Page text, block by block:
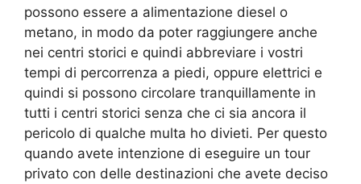
possono essere a alimentazione diesel o
metano, in modo da poter raggiungere anche
nei centri storici e quindi abbreviare i vostri
tempi di percorrenza a piedi, oppure elettrici e
quindi si possono circolare tranquillamente in
tutti i centri storici senza che ci sia ancora il
pericolo di qualche multa ho divieti. Per questo
quando avete intenzione di eseguire un tour
privato con delle destinazioni che avete deciso